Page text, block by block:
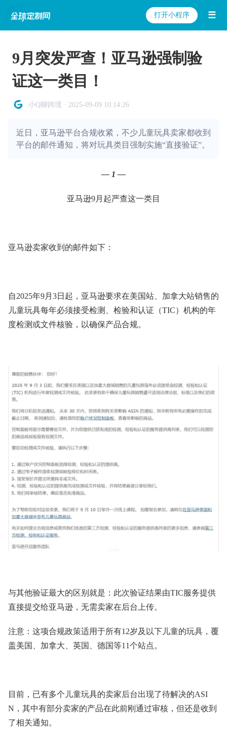
打开小程序 ☰
9月突发严查！亚马逊强制验
证这一类目！
小Q聊跨境 · 2025-09-09 10:14:26
近日，亚马逊平台合规收紧，不少儿童玩具卖家都收到
平台的邮件通知，将对玩具类目强制实施“直接验证”。
— 1 —
亚马逊9月起严查这一类目
亚马逊卖家收到的邮件如下：
自2025年9月3日起，亚马逊要求在美国站、加拿大站销售的
儿童玩具每年必须接受检测、检验和认证（TIC）机构的年
度检测或文件核验，以确保产品合规。
与其他验证最大的区别就是：此次验证结果由TIC服务提供
直接提交给亚马逊，无需卖家在后台上传。
注意：这项合规政策适用于所有12岁及以下儿童的玩具，覆
盖美国、加拿大、英国、德国等11个站点。
目前，已有多个儿童玩具的卖家后台出现了待解决的ASI
N，其中有部分卖家的产品在此前刚通过审核，但还是收到
了相关通知。